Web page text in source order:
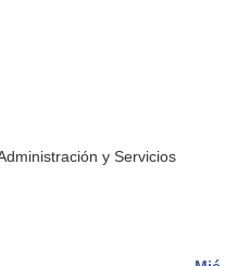
y Servicios